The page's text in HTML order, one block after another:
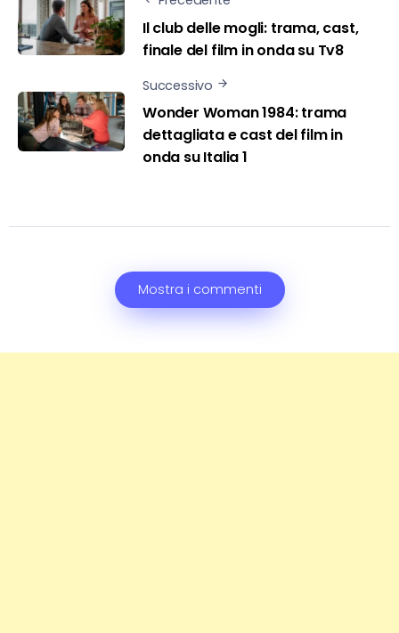
Il club delle mogli: trama, cast,
finale del film in onda su Tv8
Successivo
Wonder Woman 1984: trama
dettagliata e cast del film in
onda su Italia 1
Mostra i commenti